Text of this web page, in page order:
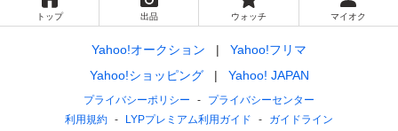
トップ 出品 ウォッチ マイオク
Yahoo!オークション
Yahoo!フリマ
Yahoo!ショッピング
Yahoo! JAPAN
プライバシーポリシー
プライバシーセンター
利用規約
LYPプレミアム利用ガイド ガイドライン